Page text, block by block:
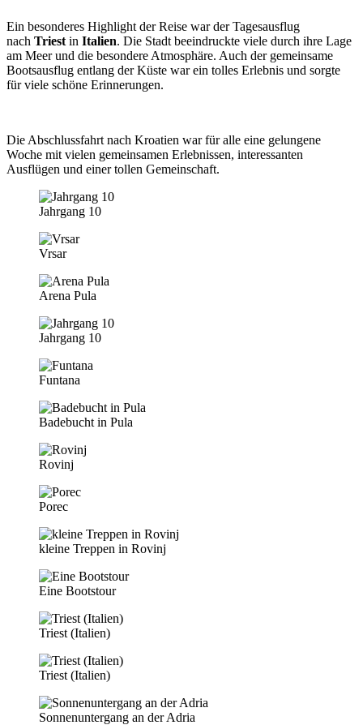
Ein besonderes Highlight der Reise war der Tagesausflug
nach Triest in Italien. Die Stadt beeindruckte viele durch ihre Lage
am Meer und die besondere Atmosphäre. Auch der gemeinsame
Bootsausflug entlang der Küste war ein tolles Erlebnis und sorgte
für viele schöne Erinnerungen.
Die Abschlussfahrt nach Kroatien war für alle eine gelungene
Woche mit vielen gemeinsamen Erlebnissen, interessanten
Ausflügen und einer tollen Gemeinschaft.
Jahrgang 10
Vrsar
Arena Pula
Jahrgang 10
Funtana
Badebucht in Pula
Rovinj
Porec
kleine Treppen in Rovinj
Eine Bootstour
Triest (Italien)
Triest (Italien)
Sonnenuntergang an der Adria